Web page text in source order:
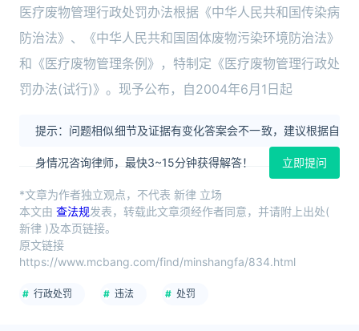
医疗废物管理行政处罚办法根据《中华人民共和国传染病
防治法》、《中华人民共和国固体废物污染环境防治法》
和《医疗废物管理条例》，特制定《医疗废物管理行政处
罚办法(试行)》。现予公布，自2004年6月1日起
提示：问题相似细节及证据有变化答案会不一致，建议根据自
身情况咨询律师，最快3~15分钟获得解答！ 立即提问
*文章为作者独立观点，不代表 新律 立场
本文由 查法规发表，转载此文章须经作者同意，并请附上出处(
新律 )及本页链接。
原文链接
https://www.mcbang.com/find/minshangfa/834.html
行政处罚 违法 处罚